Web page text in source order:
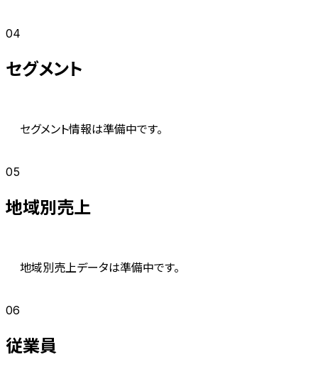
04
セグメント
セグメント情報は準備中です。
05
地域別売上
地域別売上データは準備中です。
06
従業員